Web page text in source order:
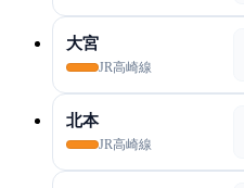
大宮
JR高崎線
北本
JR高崎線